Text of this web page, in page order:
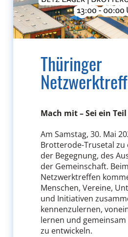
Thüringer
Mach mit – Sei ein
Am Samstag, 30. Mai
Brotterode-Trusetal zu
der Begegnung, des
der Gemeinschaft.
Netzwerktreffen
Menschen, Vereine,
und Initiativen
kennenzulernen,
lernen und gemeinsam
zu entwickeln.